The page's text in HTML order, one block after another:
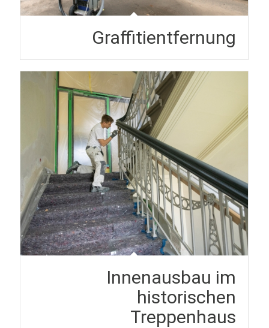
Graffitientfernung
Innenausbau im
historischen
Treppenhaus